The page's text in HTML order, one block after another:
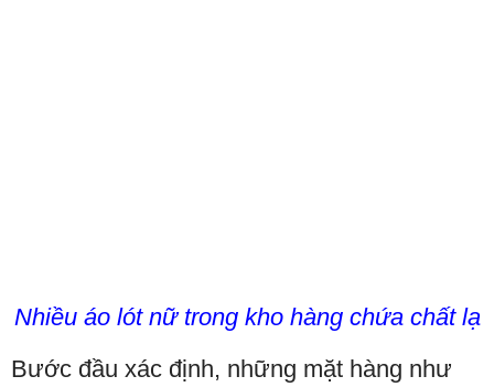
Nhiều áo lót nữ trong kho hàng chứa chất lạ
Bước đầu xác định, những mặt hàng như